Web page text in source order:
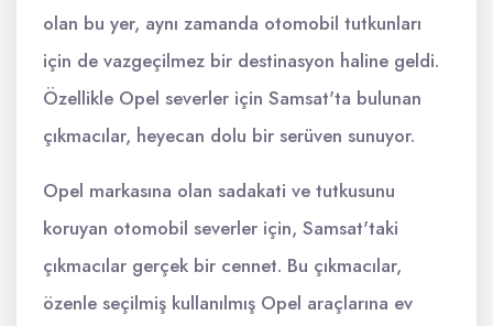
olan bu yer, aynı zamanda otomobil tutkunları
için de vazgeçilmez bir destinasyon haline geldi.
Özellikle Opel severler için Samsat'ta bulunan
çıkmacılar, heyecan dolu bir serüven sunuyor.
Opel markasına olan sadakati ve tutkusunu
koruyan otomobil severler için, Samsat'taki
çıkmacılar gerçek bir cennet. Bu çıkmacılar,
özenle seçilmiş kullanılmış Opel araçlarına ev